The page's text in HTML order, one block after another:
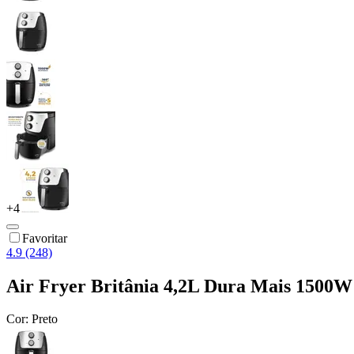
+4
Favoritar
4.9 (248)
Air Fryer Britânia 4,2L Dura Mais
Cor: Preto